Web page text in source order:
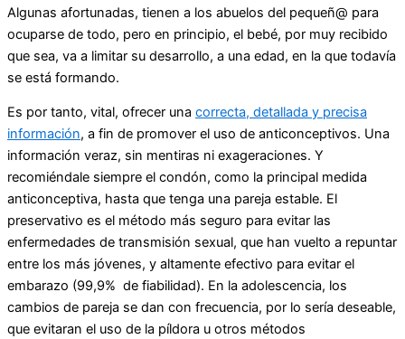
Algunas afortunadas, tienen a los abuelos del pequeñ@ para
ocuparse de todo, pero en principio, el bebé, por muy recibido
que sea, va a limitar su desarrollo, a una edad, en la que todavía
se está formando.
Es por tanto, vital, ofrecer una correcta, detallada y precisa
información, a fin de promover el uso de anticonceptivos. Una
información veraz, sin mentiras ni exageraciones. Y
recomiéndale siempre el condón, como la principal medida
anticonceptiva, hasta que tenga una pareja estable. El
preservativo es el método más seguro para evitar las
enfermedades de transmisión sexual, que han vuelto a repuntar
entre los más jóvenes, y altamente efectivo para evitar el
embarazo (99,9% de fiabilidad). En la adolescencia, los
cambios de pareja se dan con frecuencia, por lo sería deseable,
que evitaran el uso de la píldora u otros métodos